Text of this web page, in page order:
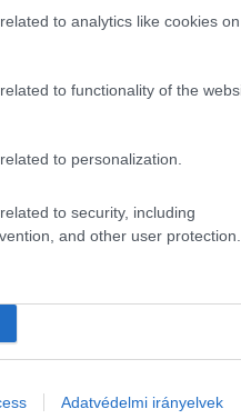
to analytics like cookies on
to functionality of the
to personalization.
to security, including
and other user protection.
Adatvédelmi irányelvek
eljárás
amelyet a
rendkívül súlyos
helyszínén